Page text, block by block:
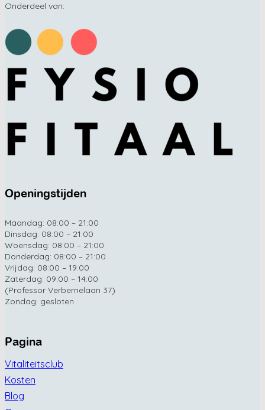
Onderdeel van:
Openingstijden
Maandag: 08:00 – 21:00
Dinsdag: 08:00 – 21:00
Woensdag: 08:00 – 21:00
Donderdag: 08:00 – 21:00
Vrijdag: 08:00 – 19:00
Zaterdag: 09:00 – 14:00
(Professor Verbernelaan 37)
Zondag: gesloten
Pagina
Vitaliteitsclub
Kosten
Blog